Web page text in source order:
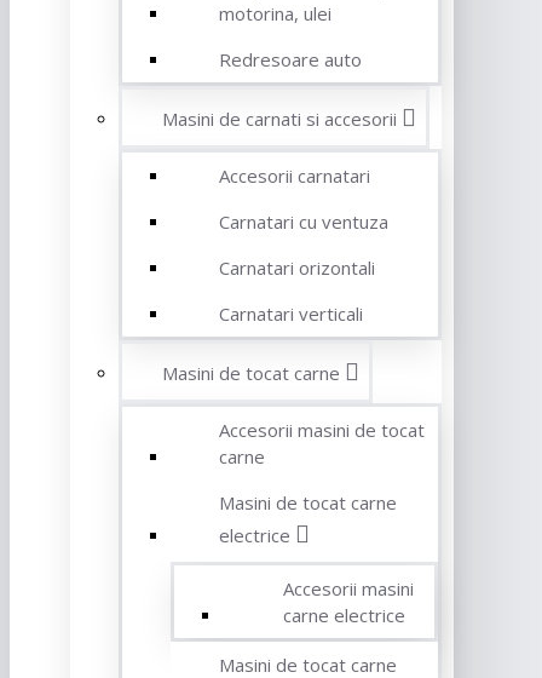
motorina, ulei
Redresoare auto
Masini de carnati si accesorii
Accesorii carnatari
Carnatari cu ventuza
Carnatari orizontali
Carnatari verticali
Masini de tocat carne
Accesorii masini de tocat
carne
Masini de tocat carne
electrice
Accesorii masini
carne electrice
Masini de tocat carne